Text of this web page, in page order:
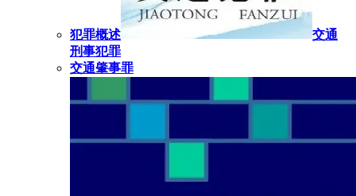
犯罪概述
交通
刑事犯罪
交通肇事罪